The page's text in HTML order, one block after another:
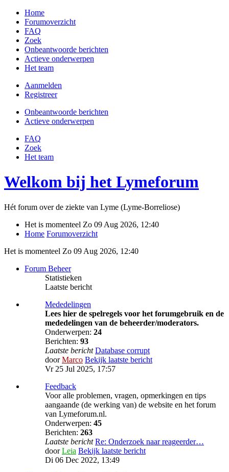
Home
Forumoverzicht
FAQ
Zoek
Onbeantwoorde berichten
Actieve onderwerpen
Het team
Aanmelden
Registreer
Onbeantwoorde berichten
Actieve onderwerpen
FAQ
Zoek
Het team
Welkom bij het Lymeforum
Hét forum over de ziekte van Lyme (Lyme-Borreliose)
Het is momenteel Zo 09 Aug 2026, 12:40
Home Forumoverzicht
Het is momenteel Zo 09 Aug 2026, 12:40
Forum Beheer
Statistieken
Laatste bericht
Mededelingen
Lees hier de spelregels voor het forumgebruik en de
mededelingen van de beheerder/moderators.
Onderwerpen: 24
Berichten: 93
Laatste bericht Database corrupt
doorMarco Bekijk laatste bericht
Vr 25 Jul 2025, 17:57
Feedback
Voor alle problemen, vragen, opmerkingen en tips
aangaande (de werking van) de website en het forum
van Lymeforum.nl.
Onderwerpen: 45
Berichten: 263
Laatste bericht Re: Onderzoek naar reageerder…
doorLeia Bekijk laatste bericht
Di 06 Dec 2022, 13:49